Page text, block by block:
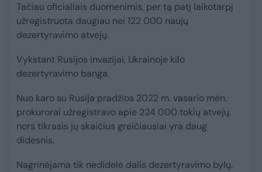
Tačiau oficialiais duomenimis, per tą patį laikotarpį
užregistruota daugiau nei 122 000 naujų
dezertyravimo atvejų.
Vykstant Rusijos invazijai, Ukrainoje kilo
dezertyravimo banga.
Nuo karo su Rusija pradžios 2022 m. vasario mėn.
prokurorai užregistravo apie 224 000 tokių atvejų,
nors tikrasis jų skaičius greičiausiai yra daug
didesnis.
Nagrinėjama tik nedidelė dalis dezertyravimo bylų.